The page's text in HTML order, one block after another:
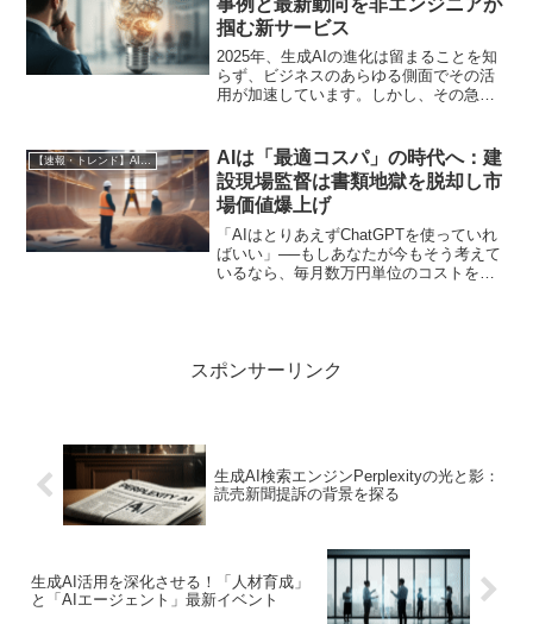
事例と最新動向を非エンジニアが
掴む新サービス
2025年、生成AIの進化は留まることを知
らず、ビジネスのあらゆる側面でその活
用が加速しています。しかし、その急速
「自社にどう活かせばいいのか」といっ
た課題に直面すること...
【速報・トレンド】AI仕事術と最新活用ニュース
AIは「最適コスパ」の時代へ：建
設現場監督は書類地獄を脱却し市
場価値爆上げ
「AIはとりあえずChatGPTを使っていれ
ばいい」──もしあなたが今もそう考えて
いるなら、毎月数万円単位のコストをド
スポンサーリンク
生成AI検索エンジンPerplexityの光と影：
読売新聞提訴の背景を探る
生成AI活用を深化させる！「人材育成」
と「AIエージェント」最新イベント